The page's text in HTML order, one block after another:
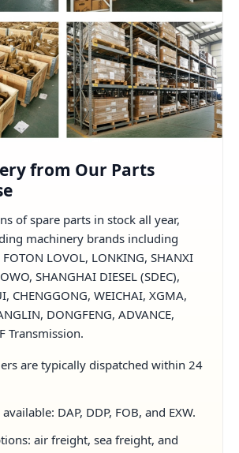
from Our Parts
of spare parts in stock all year,
machinery brands including
FOTON LOVOL, LONKING, SHANXI
SHANGHAI DIESEL (SDEC),
CHENGGONG, WEICHAI, XGMA,
DONGFENG, ADVANCE,
Transmission.
are typically dispatched within 24
DAP, DDP, FOB, and EXW.
air freight, sea freight, and